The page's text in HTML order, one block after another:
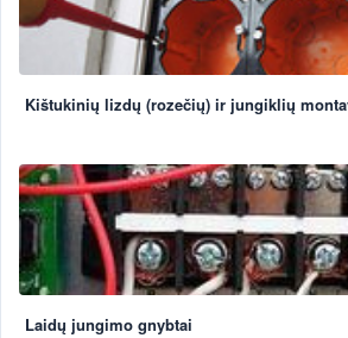
Kištukinių lizdų (rozečių) ir jungiklių
Laidų jungimo gnybtai